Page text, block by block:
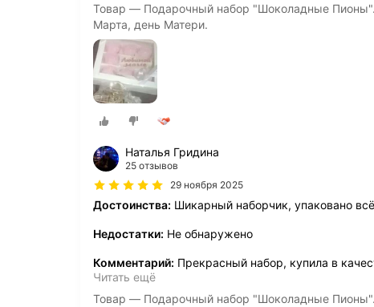
Товар — Подарочный набор "Шоколадные
Марта, день Матери.
Наталья Гридина
25 отзывов
29 ноября 2025
Достоинства: Шикарный наборчик, упаковано
Недостатки: Не обнаружено
Комментарий: Прекрасный набор, купила в
Читать ещё
Товар — Подарочный набор "Шоколадные